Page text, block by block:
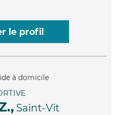
le profil
Saint-Vit